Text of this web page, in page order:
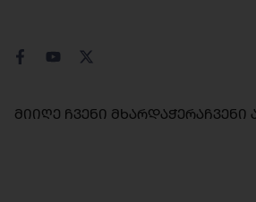
მიიღე ჩვენი მხარდაჭერაჩვენი